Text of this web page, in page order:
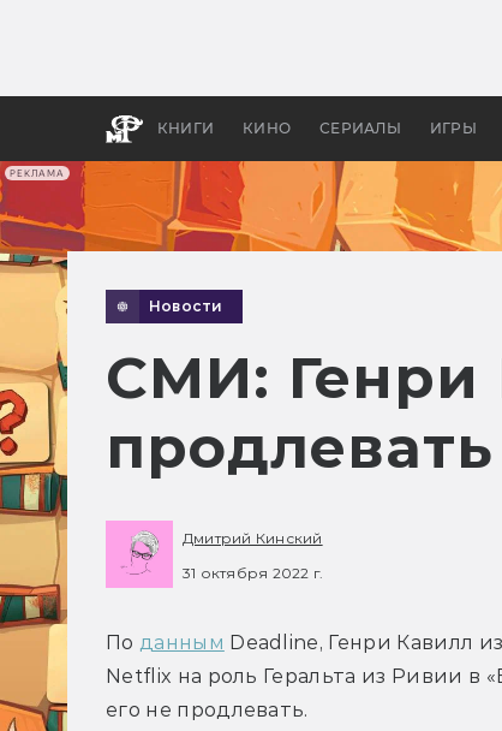
РЕКЛАМА
КНИГИ КИНО СЕРИАЛЫ ИГРЫ
Новости
СМИ: Генри
Дмитрий Кинский
31 октября 2022 г.
По данным Deadline, Генри Кавилл
Netflix на роль Геральта из Ривии в
его не продлевать.